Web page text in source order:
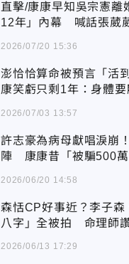
直擊/康康早知吳宗憲離
12年」內幕 喊話張葳
2026/07/20 15:36
澎恰恰算命被預言「活
康笑虧只剩1年：身體要
2026/07/03 13:57
許志豪為病母獻唱淚崩
陣 康康昔「被騙500萬
2026/06/20 14:58
森恬CP好事近？李子森
八字」全被拍 命理師
2026/06/13 17:29